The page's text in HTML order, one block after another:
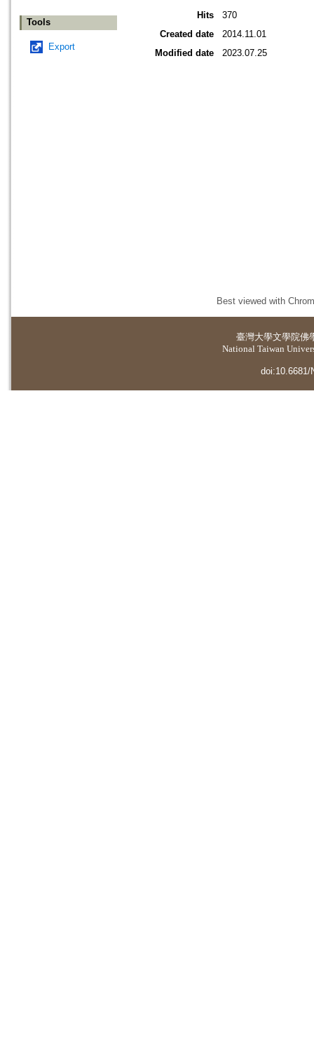
Tools
Export
Hits
370
Created date
2014.11.01
Modified date
2023.07.25
Best viewed with
臺灣大學文學院佛
National Taiwan
doi:10.6681/